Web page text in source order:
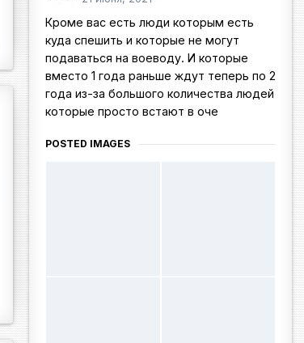
Кроме вас есть люди которым есть
куда спешить и которые не могут
подаваться на воеводу. И которые
вместо 1 года раньше ждут теперь по 2
года из-за большого количества людей
которые просто встают в оче
POSTED IMAGES